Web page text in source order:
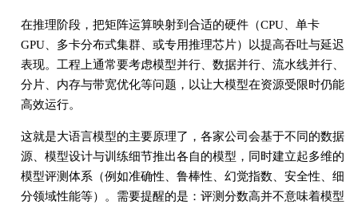
在推理阶段，把矩阵运算映射到合适的硬件（CPU、单卡
GPU、多卡分布式集群、或专用推理芯片）以提高吞吐与延迟
表现。工程上通常要考虑模型并行、数据并行、流水线并行、
分片、内存与带宽优化等问题，以让大模型在资源受限时仍能
高效运行。
这就是大语言模型的主要原理了，各家公司会基于不同的数据
源、模型设计与训练细节推出各自的模型，同时建立起多维的
模型评测体系（例如准确性、鲁棒性、幻觉指数、安全性、细
分领域性能等）。需要提醒的是：评测分数高并不意味着模型